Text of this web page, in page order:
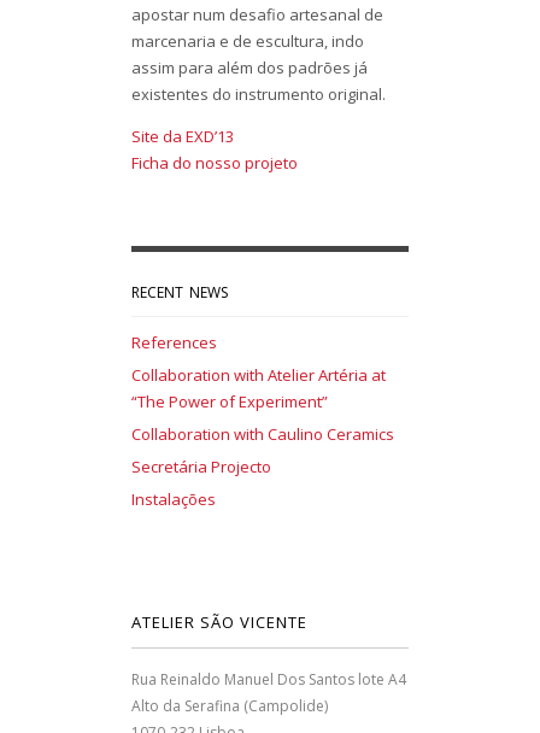
apostar num desafio artesanal de
marcenaria e de escultura, indo
assim para além dos padrões já
existentes do instrumento original.
Site da EXD’13
Ficha do nosso projeto
RECENT NEWS
References
Collaboration with Atelier Artéria at
“The Power of Experiment”
Collaboration with Caulino Ceramics
Secretária Projecto
Instalações
ATELIER SÃO VICENTE
Rua Reinaldo Manuel Dos Santos lote A4
Alto da Serafina (Campolide)